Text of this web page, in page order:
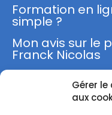
Gérer
aux
Formation en
simple ?
Mon avis sur le
Franck Nicolas
S'inscrire